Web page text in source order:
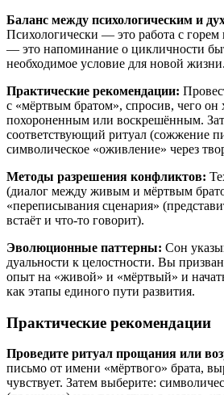
Баланс между психологическим и
Психологически — это работа с
— это напоминание о цикличности
необходимое условие для новой жизни.
Практические рекомендации:
с «мёртвым братом», спросив, чего
похороненным или воскрешённым.
соответствующий ритуал (сожжение
символическое «оживление» через
Методы разрешения конфликтов:
(диалог между живым и мёртвым
«переписывания сценария»
встаёт и что-то говорит).
Эволюционные паттерны: Сон
дуальности к целостности. Вы
опыт на «живой» и «мёртвый» и
как этапы единого пути развития.
Практические рекомендации
Проведите ритуал прощания или
письмо от имени «мёртвого» брата,
чувствует. Затем выберите: